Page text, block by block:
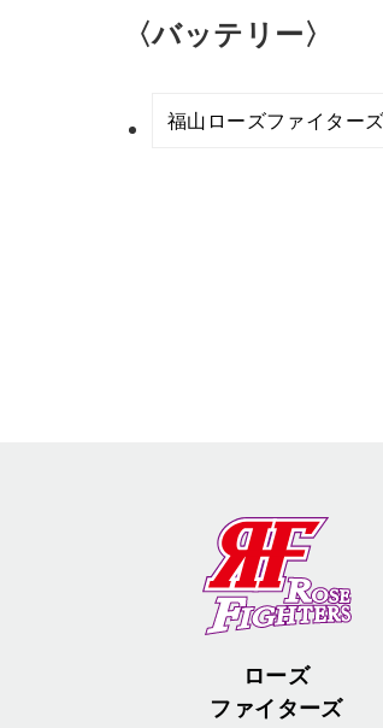
〈バッテリー〉
福山ローズファイターズ
ローズ
ファイターズ